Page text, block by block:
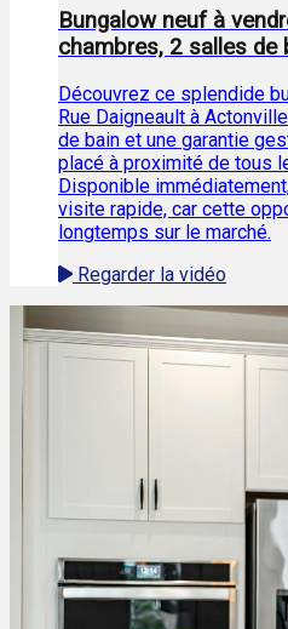
Bungalow neuf à
chambres, 2 salles de
Découvrez ce splendide
Rue Daigneault à
de bain et une garantie
placé à proximité de tous
Disponible
visite rapide, car cette
longtemps sur le marché.
Regarder la vidéo